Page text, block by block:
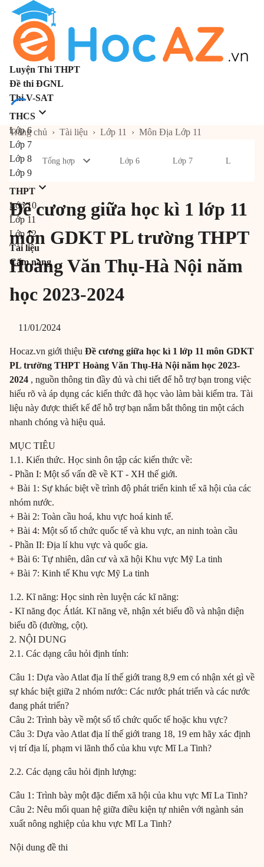
Luyện Thi THPT
Đề thi ĐGNL
Thi V-SAT
THCS
Lớp 6
Lớp 7
Lớp 8
Lớp 9
THPT
Lớp 10
Lớp 11
Lớp 12
Tài liệu
Cẩm nang
Trang chủ › Tài liệu › Lớp 11 › Môn Địa Lớp 11
Tổng hợp Lớp 6 Lớp 7 Lớp 8
Đề cương giữa học kì 1 lớp 11
môn GDKT PL trường THPT
Hoàng Văn Thụ-Hà Nội năm
học 2023-2024
11/01/2024
Hocaz.vn giới thiệu Đề cương giữa học kì 1 lớp 11 môn GDKT
PL trường THPT Hoàng Văn Thụ-Hà Nội năm học 2023-
2024 , nguồn thông tin đầy đủ và chi tiết để hỗ trợ bạn trong việc
hiểu rõ và áp dụng các kiến thức đã học vào làm bài kiểm tra. Tài
liệu này được thiết kế để hỗ trợ bạn nắm bắt thông tin một cách
nhanh chóng và hiệu quả.
MỤC TIÊU
1.1. Kiến thức. Học sinh ôn tập các kiến thức về:
- Phần I: Một số vấn đề về KT - XH thế giới.
+ Bài 1: Sự khác biệt về trình độ phát triển kinh tế xã hội của các
nhóm nước.
+ Bài 2: Toàn cầu hoá, khu vực hoá kinh tế.
+ Bài 4: Một số tổ chức quốc tế và khu vực, an ninh toàn cầu
- Phần II: Địa lí khu vực và quốc gia.
+ Bài 6: Tự nhiên, dân cư và xã hội Khu vực Mỹ La tinh
+ Bài 7: Kinh tế Khu vực Mỹ La tinh
1.2. Kĩ năng: Học sinh rèn luyện các kĩ năng:
- Kĩ năng đọc Átlát. Kĩ năng vẽ, nhận xét biểu đồ và nhận diện
biểu đồ (đường, cột).
2. NỘI DUNG
2.1. Các dạng câu hỏi định tính:
Câu 1: Dựa vào Atlat địa lí thế giới trang 8,9 em có nhận xét gì về
sự khác biệt giữa 2 nhóm nước: Các nước phát triển và các nước
đang phát triển?
Câu 2: Trình bày về một số tổ chức quốc tế hoặc khu vực?
Câu 3: Dựa vào Atlat địa lí thế giới trang 18, 19 em hãy xác định
vị trí địa lí, phạm vi lãnh thổ của khu vực Mĩ La Tinh?
2.2. Các dạng câu hỏi định lượng:
Câu 1: Trình bày một đặc điểm xã hội của khu vực Mĩ La Tinh?
Câu 2: Nêu mối quan hệ giữa điều kiện tự nhiên với ngành sản
xuất nông nghiệp của khu vực Mĩ La Tinh?
Nội dung đề thi